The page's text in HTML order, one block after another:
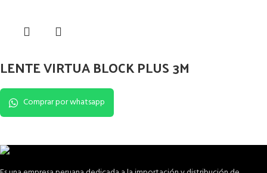
LENTE VIRTUA BLOCK PLUS 3M
Comprar por whatsapp